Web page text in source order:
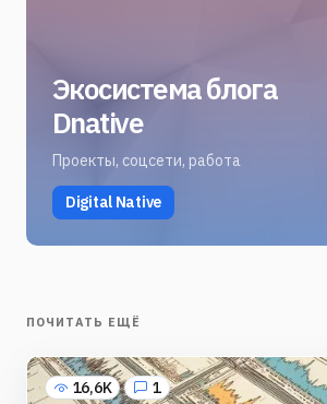
Экосистема блога
Dnative
Проекты, соцсети, работа
Digital Native
ПОЧИТАТЬ ЕЩЁ
16,6K 1